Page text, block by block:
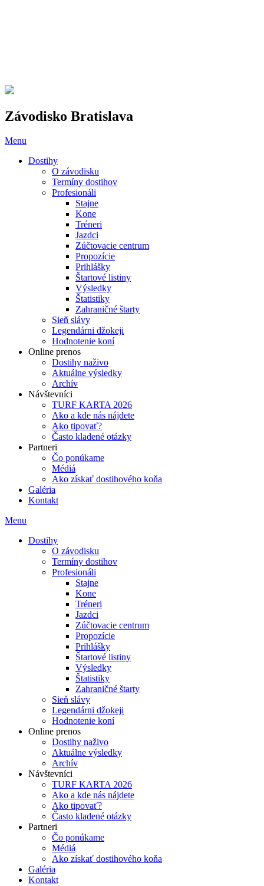
Závodisko Bratislava
Menu
Dostihy
O závodisku
Termíny dostihov
Profesionáli
Stajne
Kone
Tréneri
Jazdci
Zúčtovacie centrum
Propozície
Prihlášky
Štartové listiny
Výsledky
Štatistiky
Zahraničné štarty
Sieň slávy
Legendárni džokeji
Hodnotenie koní
Online prenos
Dostihy naživo
Aktuálne výsledky
Archív
Návštevníci
TURF KARTA 2026
Ako a kde nás nájdete
Ako tipovať?
Často kladené otázky
Partneri
Čo ponúkame
Médiá
Ako získať dostihového koňa
Galéria
Kontakt
Menu
Dostihy
O závodisku
Termíny dostihov
Profesionáli
Stajne
Kone
Tréneri
Jazdci
Zúčtovacie centrum
Propozície
Prihlášky
Štartové listiny
Výsledky
Štatistiky
Zahraničné štarty
Sieň slávy
Legendárni džokeji
Hodnotenie koní
Online prenos
Dostihy naživo
Aktuálne výsledky
Archív
Návštevníci
TURF KARTA 2026
Ako a kde nás nájdete
Ako tipovať?
Často kladené otázky
Partneri
Čo ponúkame
Médiá
Ako získať dostihového koňa
Galéria
Kontakt